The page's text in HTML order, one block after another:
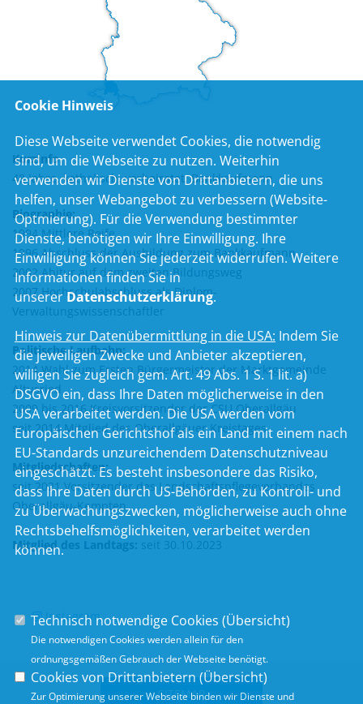
Kurzinfo
48 Jahre, katholisch, verheiratet, Bankkaufmann
Biographie:
1994 Mittlere Reife
1996 Abschluss der Ausbildung zum Bankkaufmann
2002 Abitur auf dem zweiten Bildungsweg
2007 Hochschulabschluss als Diplom-
Verwaltungswissenschaftler
Politische Laufbahn:
2014 Wahl zum Ersten Bürgermeister der Marktgemeinde
Altusried
2009 bis 2016 Kreisvorsitzender der CSU Oberallgäu
seit 2014 Mitglied des Oberallgäuer Kreistages
Mitgliedschaften:
seit 2021 Vorsitzender des Landschaftspflegeverbandes
Oberallgäu-Kempten
Mitglied des Landtags: seit 30.10.2023
Instagram
SITEMAP
Cookie Hinweis
Diese Webseite verwendet Cookies, die notwendig
sind, um die Webseite zu nutzen. Weiterhin
verwenden wir Dienste von Drittanbietern, die uns
helfen, unser Webangebot zu verbessern (Website-
Optmierung). Für die Verwendung bestimmter
Dienste, benötigen wir Ihre Einwilligung. Ihre
Einwilligung können Sie jederzeit widerrufen. Weitere
Informationen finden Sie in
unsererDatenschutzerklärung.
Hinweis zur Datenübermittlung in die USA: Indem Sie
die jeweiligen Zwecke und Anbieter akzeptieren,
willigen Sie zugleich gem. Art. 49 Abs. 1 S. 1 lit. a)
DSGVO ein, dass Ihre Daten möglicherweise in den
USA verarbeitet werden. Die USA werden vom
Europäischen Gerichtshof als ein Land mit einem nach
EU-Standards unzureichendem Datenschutzniveau
eingeschätzt. Es besteht insbesondere das Risiko,
dass Ihre Daten durch US-Behörden, zu Kontroll- und
zu Überwachungszwecken, möglicherweise auch ohne
Rechtsbehelfsmöglichkeiten, verarbeitet werden
können.
Technisch notwendige Cookies (Übersicht)
Die notwendigen Cookies werden allein für den
ordnungsgemäßen Gebrauch der Webseite benötigt.
Cookies von Drittanbietern (Übersicht)
Zur Optimierung unserer Webseite binden wir Dienste und